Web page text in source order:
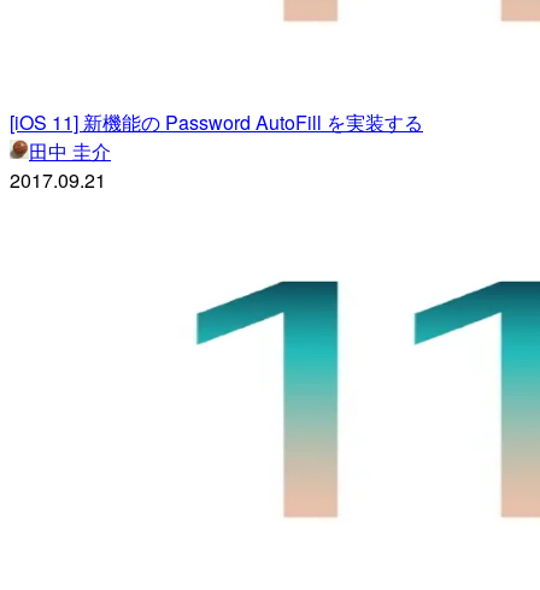
[iOS 11] 新機能の Password AutoFill を実装する
田中 圭介
2017.09.21